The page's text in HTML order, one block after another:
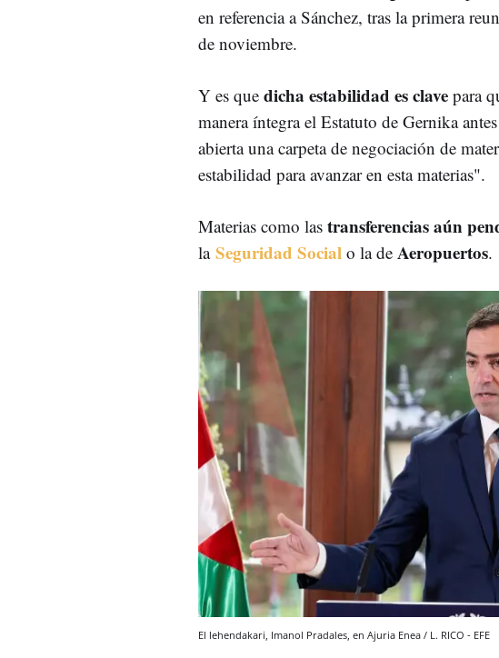
en referencia a Sánchez, tras la primera
de noviembre.
Y es que dicha estabilidad es clave para
manera íntegra el Estatuto de Gernika
abierta una carpeta de negociación de
estabilidad para avanzar en esta materias".
Materias como las transferencias aún
la Seguridad Social o la de Aeropuertos.
El lehendakari, Imanol Pradales, en Ajuria Enea / L. RICO - EFE